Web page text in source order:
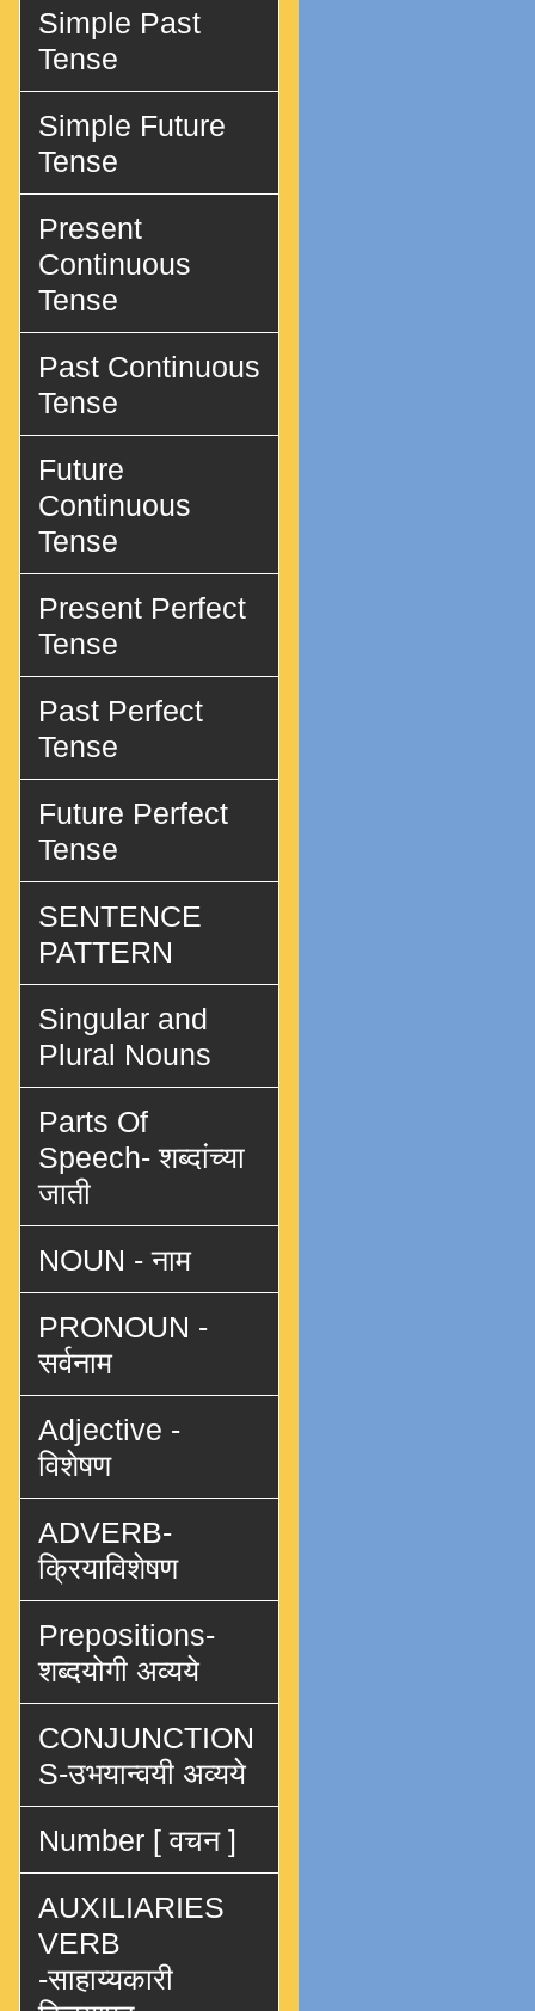
Simple Past
Tense
Simple Future
Tense
Present
Continuous
Tense
Past Continuous
Tense
Future
Continuous
Tense
Present Perfect
Tense
Past Perfect
Tense
Future Perfect
Tense
SENTENCE
PATTERN
Singular and
Plural Nouns
Parts Of
Speech- शब्दांच्या
जाती
NOUN - नाम
PRONOUN -
सर्वनाम
Adjective -
विशेषण
ADVERB-
क्रियाविशेषण
Prepositions-
शब्दयोगी अव्यये
CONJUNCTION
S-उभयान्वयी अव्यये
Number [ वचन ]
AUXILIARIES
VERB
-साहाय्यकारी